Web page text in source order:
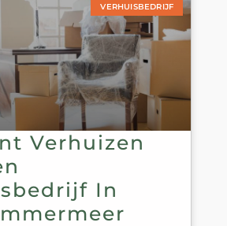
VERHUISBEDRIJF
Verhuizen
In